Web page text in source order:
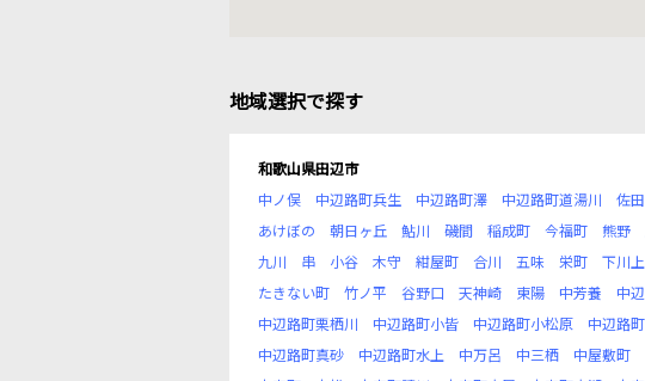
地域選択で探す
和歌山県田辺市
中ノ俣
中辺路町兵生 中辺路町澤 中辺路町道湯川 佐田
あけぼの
朝日ヶ丘 鮎川 磯間 稲成町 今福町 熊野
九川
串 小谷 木守 紺屋町 合川 五味 栄町 下川上
たきない町
竹ノ平 谷野口 天神崎 東陽 中芳養 中
中辺路町栗栖川
中辺路町小皆 中辺路町小松原 中辺路
中辺路町真砂
中辺路町水上 中万呂 中三栖 中屋敷町